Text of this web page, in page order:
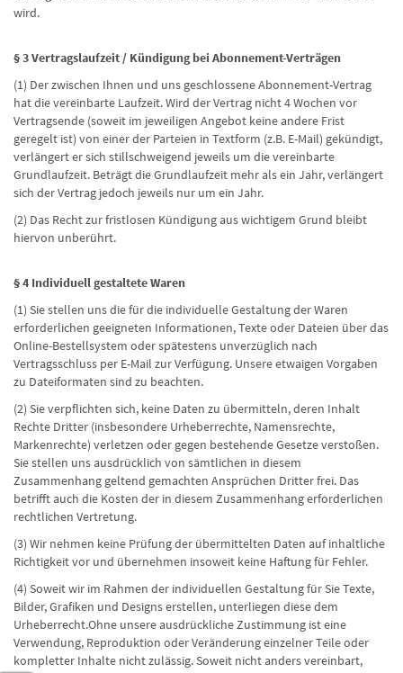
wird.
§ 3 Vertragslaufzeit / Kündigung bei Abonnement-Verträgen
(1) Der zwischen Ihnen und uns geschlossene Abonnement-Vertrag
hat die vereinbarte Laufzeit. Wird der Vertrag nicht 4 Wochen vor
Vertragsende (soweit im jeweiligen Angebot keine andere Frist
geregelt ist) von einer der Parteien in Textform (z.B. E-Mail) gekündigt,
verlängert er sich stillschweigend jeweils um die vereinbarte
Grundlaufzeit. Beträgt die Grundlaufzeit mehr als ein Jahr, verlängert
sich der Vertrag jedoch jeweils nur um ein Jahr.
(2) Das Recht zur fristlosen Kündigung aus wichtigem Grund bleibt
hiervon unberührt.
§ 4 Individuell gestaltete Waren
(1) Sie stellen uns die für die individuelle Gestaltung der Waren
erforderlichen geeigneten Informationen, Texte oder Dateien über das
Online-Bestellsystem oder spätestens unverzüglich nach
Vertragsschluss per E-Mail zur Verfügung. Unsere etwaigen Vorgaben
zu Dateiformaten sind zu beachten.
(2) Sie verpflichten sich, keine Daten zu übermitteln, deren Inhalt
Rechte Dritter (insbesondere Urheberrechte, Namensrechte,
Markenrechte) verletzen oder gegen bestehende Gesetze verstoßen.
Sie stellen uns ausdrücklich von sämtlichen in diesem
Zusammenhang geltend gemachten Ansprüchen Dritter frei. Das
betrifft auch die Kosten der in diesem Zusammenhang erforderlichen
rechtlichen Vertretung.
(3) Wir nehmen keine Prüfung der übermittelten Daten auf inhaltliche
Richtigkeit vor und übernehmen insoweit keine Haftung für Fehler.
(4) Soweit wir im Rahmen der individuellen Gestaltung für Sie Texte,
Bilder, Grafiken und Designs erstellen, unterliegen diese dem
Urheberrecht.Ohne unsere ausdrückliche Zustimmung ist eine
Verwendung, Reproduktion oder Veränderung einzelner Teile oder
kompletter Inhalte nicht zulässig. Soweit nicht anders vereinbart,